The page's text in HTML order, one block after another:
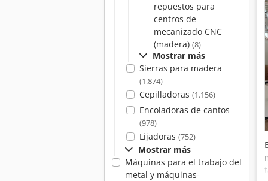
repuestos para
centros de
mecanizado CNC
(madera) (8)
Mostrar más
Sierras para madera
(1.874)
Cepilladoras (1.156)
Encoladoras de cantos
(978)
Lijadoras (752)
Mostrar más
Máquinas para el trabajo del
metal y máquinas-